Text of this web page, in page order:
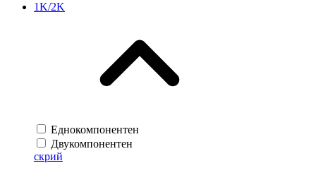
1K/2K
Еднокомпонентен
Двукомпонентен
скрий